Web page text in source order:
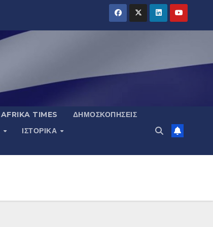
AFRIKA TIMES
ΔΗΜΟΣΚΟΠΉΣΕΙΣ
ΙΣΤΟΡΙΚΆ